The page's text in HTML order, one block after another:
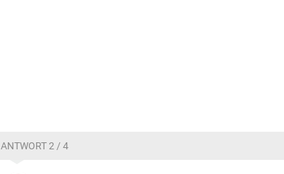
ANTWORT 2 / 4